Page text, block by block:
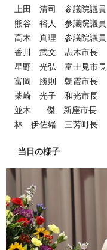
上田 清司 参議院議員
熊谷 裕人 参議院議員
高木 真理 参議院議員
香川 武文 志木市長
星野 光弘 富士見市長
富岡 勝則 朝霞市長
柴崎 光子 和光市長
並木 傑 新座市長
林 伊佐緒 三芳町長
当日の様子